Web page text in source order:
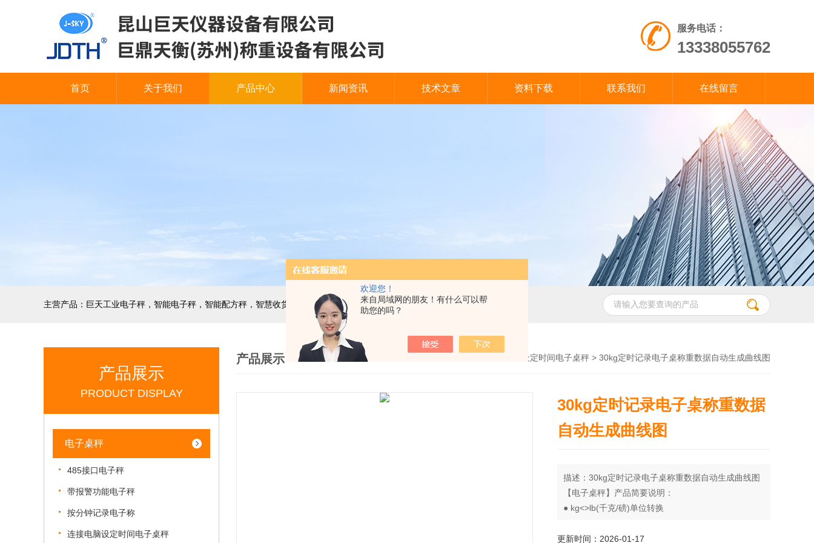
欢迎您！
来自局域网的朋友！有什么可以帮
助您的吗？
服务电话：
13338055762
首页 关于我们 产品中心 新闻资讯 技术文章 资料下载 联系我们 在线留言
主营产品：巨天工业电子秤，智能电子秤，智能配方秤，智慧收货秤，自动称重机，精密电子天平，电子台秤，电子地磅，电子桌秤，在线称重设备等衡器的软硬件研发与非标定制
产品展示
PRODUCT DISPLAY
电子桌秤
485接口电子秤
带报警功能电子秤
按分钟记录电子称
连接电脑设定时间电子桌秤
产品展示 连接电脑设定时间电子桌秤 > 30kg定时记录电子桌称重数据自动生成曲线图
30kg定时记录电子桌称重数据
自动生成曲线图
描述：30kg定时记录电子桌称重数据自动生成曲线图
【电子桌秤】产品简要说明：
● kg<>lb(千克/磅)单位转换
● 上下限重量报警功能
更新时间：2026-01-17